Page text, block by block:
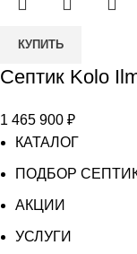
Количество
Септик
Ilma
100
КУПИТЬ
Септик Kolo
1 465 900 ₽
КАТАЛОГ
ПОДБОР
АКЦИИ
УСЛУГИ